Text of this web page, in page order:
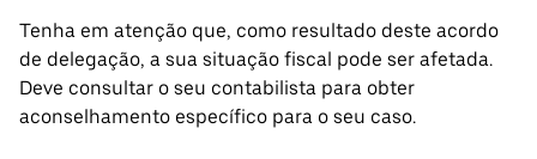
Tenha em atenção que, como resultado deste acordo
de delegação, a sua situação fiscal pode ser afetada.
Deve consultar o seu contabilista para obter
aconselhamento específico para o seu caso.